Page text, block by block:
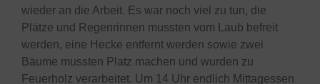
wieder an die Arbeit. Es war noch viel zu tun, die
Plätze und Regenrinnen mussten vom Laub befreit
werden, eine Hecke entfernt werden sowie zwei
Bäume mussten Platz machen und wurden zu
Feuerholz verarbeitet. Um 14 Uhr endlich Mittagessen